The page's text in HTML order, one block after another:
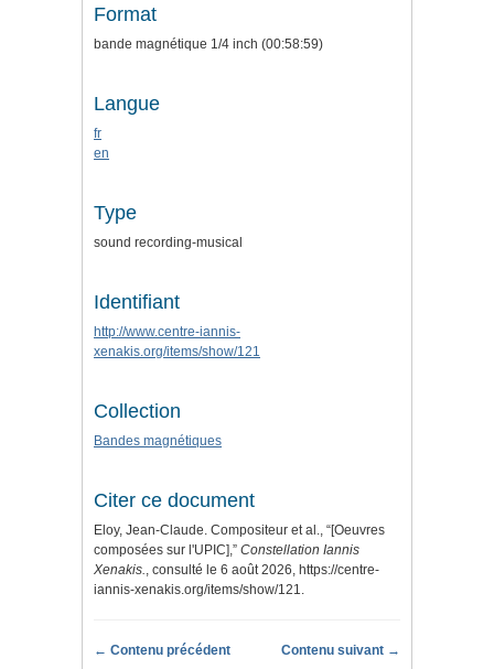
Format
bande magnétique 1/4 inch (00:58:59)
Langue
fr
en
Type
sound recording-musical
Identifiant
http://www.centre-iannis-
xenakis.org/items/show/121
Collection
Bandes magnétiques
Citer ce document
Eloy, Jean-Claude. Compositeur et al., “[Oeuvres
composées sur l'UPIC],” Constellation Iannis
Xenakis., consulté le 6 août 2026, https://centre-
iannis-xenakis.org/items/show/121.
← Contenu précédent Contenu suivant →